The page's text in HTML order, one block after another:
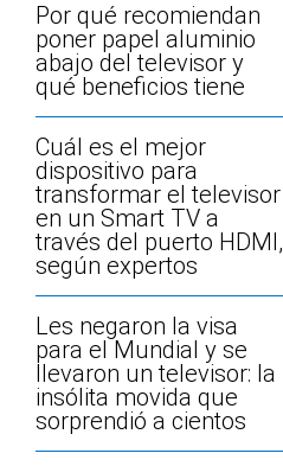
Por qué recomiendan
poner papel aluminio
abajo del televisor y
qué beneficios tiene
Cuál es el mejor
dispositivo para
transformar el televisor
en un Smart TV a
través del puerto HDMI,
según expertos
Les negaron la visa
para el Mundial y se
llevaron un televisor: la
insólita movida que
sorprendió a cientos